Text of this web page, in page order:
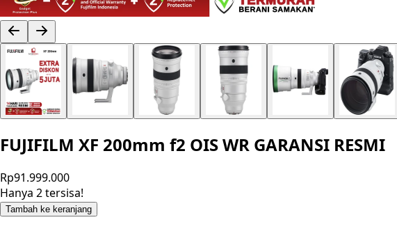
FUJIFILM XF 200mm f2 OIS WR GARANSI RESMI
Rp91.999.000
Hanya 2 tersisa!
Tambah ke keranjang